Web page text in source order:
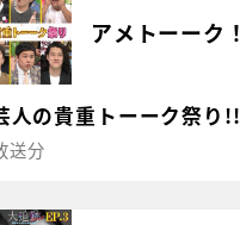
アメトーーク！
人の貴重トーーク祭り!!
送分